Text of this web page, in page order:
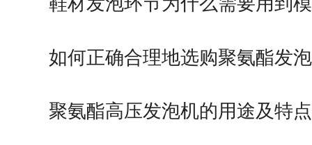
如何正确合理地选购聚氨酯发
聚氨酯高压发泡机的用途及特点